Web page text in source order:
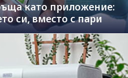
като приложение:
си, вместо с пари